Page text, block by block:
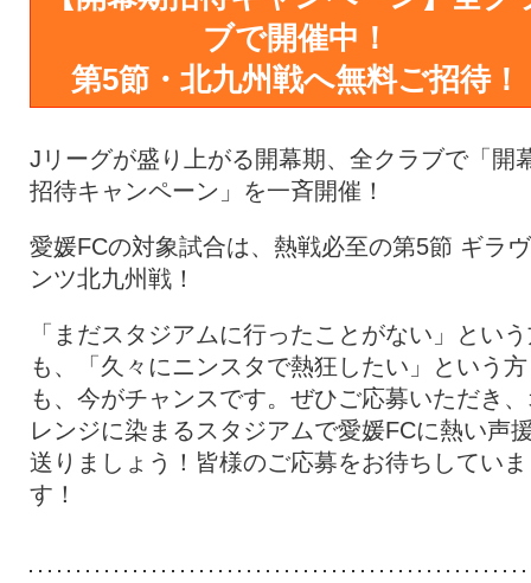
ブで開催中！
第5節・北九州戦へ無料ご招待！
Jリーグが盛り上がる開幕期、全クラブで「開
招待キャンペーン」を一斉開催！
愛媛FCの対象試合は、熱戦必至の第5節 ギラ
ンツ北九州戦！
「まだスタジアムに行ったことがない」とい
も、「久々にニンスタで熱狂したい」という方
も、今がチャンスです。ぜひご応募いただき
レンジに染まるスタジアムで愛媛FCに熱い声
送りましょう！皆様のご応募をお待ちしていま
す！